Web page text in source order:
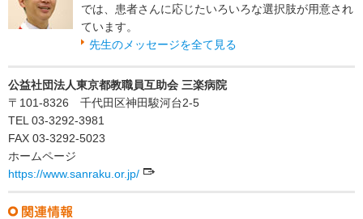
では、患者さんに応じたいろいろな選択肢が用意され
ています。
先生のメッセージを全て見る
公益社団法人東京都教職員互助会 三楽病院
〒101-8326 千代田区神田駿河台2-5
TEL 03-3292-3981
FAX 03-3292-5023
ホームページ
https://www.sanraku.or.jp/